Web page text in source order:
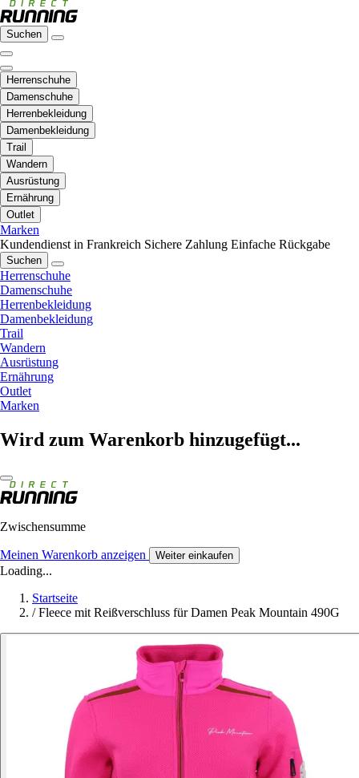
Suchen
Herrenschuhe
Damenschuhe
Herrenbekleidung
Damenbekleidung
Trail
Wandern
Ausrüstung
Ernährung
Outlet
Marken
Kundendienst in Frankreich Sichere Zahlung Einfache Rückgabe
Suchen
Herrenschuhe
Damenschuhe
Herrenbekleidung
Damenbekleidung
Trail
Wandern
Ausrüstung
Ernährung
Outlet
Marken
Wird zum Warenkorb hinzugefügt...
Zwischensumme
Meinen Warenkorb anzeigen Weiter einkaufen
Loading...
Startseite
/ Fleece mit Reißverschluss für Damen Peak Mountain 490G